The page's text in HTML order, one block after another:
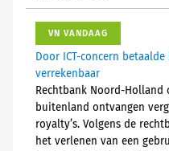
VN VANDAAG
Door ICT-concern
verrekenbaar
Rechtbank Noord-
buitenland ontvangen
royalty’s. Volgens de
het verlenen van een